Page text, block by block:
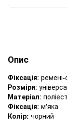
Опис
Фіксація:
Розміри:
Матеріал:
Фіксація: м'яка
Колір: чорний